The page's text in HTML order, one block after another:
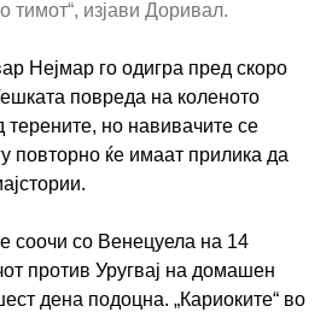
тимот“, изјави Доривал.
Нејмар го одигра пред скоро
повреда на коленото
терените, но навивачите се
повторно ќе имаат прилика да
соочи со Венецуела на 14
против Уругвај на домашен
дена подоцна. „Кариоките“ во